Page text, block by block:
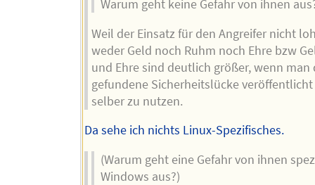
Warum geht keine Gefahr von ihnen
Weil der Einsatz für den Angreifer nicht
weder Geld noch Ruhm noch Ehre bzw
und Ehre sind deutlich größer, wenn man
gefundene Sicherheitslücke
selber zu nutzen.
Da sehe ich nichts Linux-Spezifisches.
(Warum geht eine Gefahr von ihnen
Windows aus?)